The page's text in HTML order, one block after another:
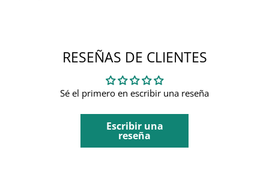
RESEÑAS DE CLIENTES
Sé el primero en escribir una reseña
Escribir una
reseña